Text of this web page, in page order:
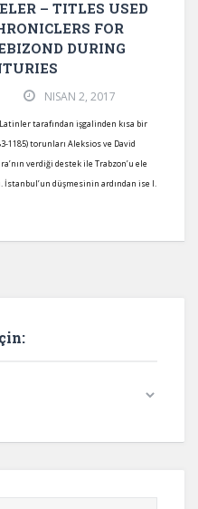
– TITLES USED
FOR
DURING
NISAN 2, 2017
Latinler tarafından işgalinden kısa bir
1185) torunları Aleksios ve David
verdiği destek ile Trabzon’u ele
düşmesinin ardından ise I.